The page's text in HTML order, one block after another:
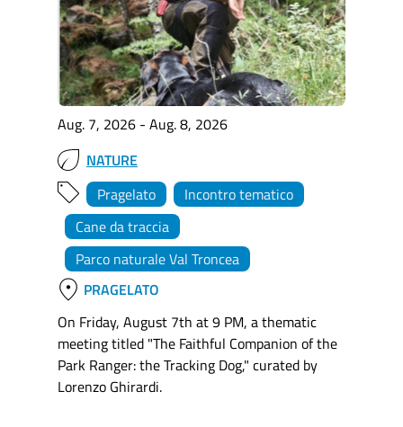
Aug. 7, 2026 - Aug. 8, 2026
NATURE
Pragelato
Incontro tematico
Cane da traccia
Parco naturale Val Troncea
location_on PRAGELATO
On Friday, August 7th at 9 PM, a thematic
meeting titled "The Faithful Companion of the
Park Ranger: the Tracking Dog," curated by
Lorenzo Ghirardi.